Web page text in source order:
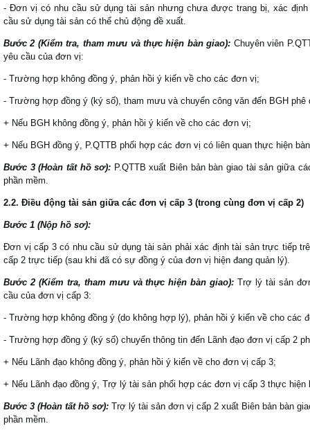
- Đơn vị có nhu cầu sử dụng tài sản nhưng chưa được trang bị, xác
cầu sử dụng tài sản có thể chủ động đề xuất.
Bước 2 (Kiểm tra, tham mưu và thực hiện bàn giao): Chuyên viên
yêu cầu của đơn vị:
- Trường hợp không đồng ý, phản hồi ý kiến về cho các đơn vị;
- Trường hợp đồng ý (ký số), tham mưu và chuyển công văn đến BGH phê
+ Nếu BGH không đồng ý, phản hồi ý kiến về cho các đơn vị;
+ Nếu BGH đồng ý, P.QTTB phối hợp các đơn vị có liên quan thực hiện
Bước 3 (Hoàn tất hồ sơ): P.QTTB xuất Biên bản bàn giao tài sản giữa
phần mềm.
2.2. Điều động tài sản giữa các đơn vị cấp 3 (trong cùng đơn vị cấp 2)
Bước 1 (Nộp hồ sơ):
Đơn vị cấp 3 có nhu cầu sử dụng tài sản phải xác định tài sản trực tiếp
cấp 2 trực tiếp (sau khi đã có sự đồng ý của đơn vị hiện đang quản lý).
Bước 2 (Kiểm tra, tham mưu và thực hiện bàn giao):Trợ lý tài sản
cầu của đơn vị cấp 3:
- Trường hợp không đồng ý (do không hợp lý), phản hồi ý kiến về cho các
- Trường hợp đồng ý (ký số) chuyển thông tin đến Lãnh đạo đơn vị cấp 2
+ Nếu Lãnh đạo không đồng ý, phản hồi ý kiến về cho đơn vị cấp 3;
+ Nếu Lãnh đạo đồng ý, Trợ lý tài sản phối hợp các đơn vị cấp 3 thực hiện
Bước 3 (Hoàn tất hồ sơ): Trợ lý tài sản đơn vị cấp 2 xuất Biên bản bàn
phần mềm.